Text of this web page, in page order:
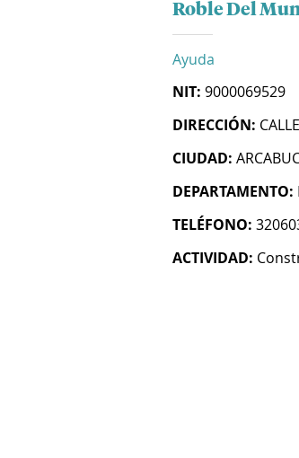
Roble Del
Ayuda
NIT: 9000069529
DIRECCIÓN:
CIUDAD:
DEPARTAMENTO:
TELÉFONO:
ACTIVIDAD: